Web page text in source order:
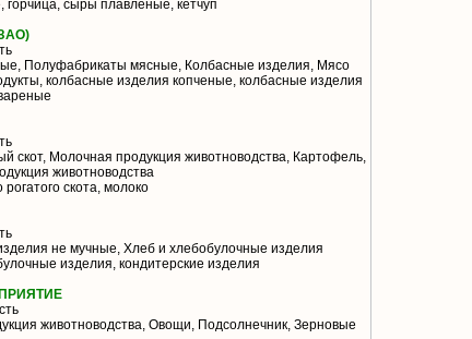
сыры плавленые, кетчуп
Полуфабрикаты мясные, Колбасные изделия, Мясо
колбасные изделия копченые, колбасные изделия
скот, Молочная продукция животноводства, Картофель,
животноводства
скота, молоко
не мучные, Хлеб и хлебобулочные изделия
изделия, кондитерские изделия
животноводства, Овощи, Подсолнечник, Зерновые